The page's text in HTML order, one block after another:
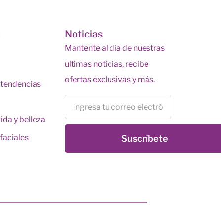
y belleza
Noticias
Mantente al dia de nuestras
ultimas noticias, recibe
ofertas exclusivas y más.
Suscríbete